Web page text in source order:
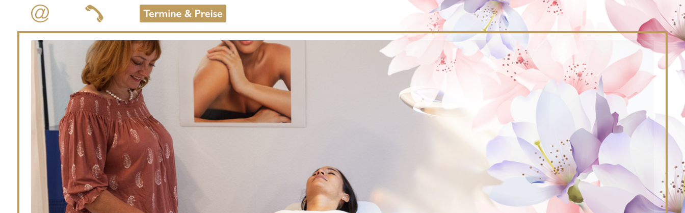
Studio Kleebaum